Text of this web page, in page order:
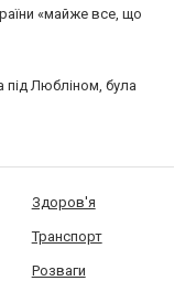
«майже все, що
під Любліном, була
Здоров'я
Транспорт
Розваги